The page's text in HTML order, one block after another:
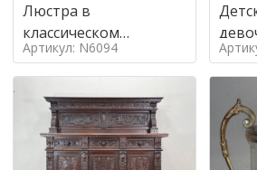
Люстра в
классическом
итальянском стиле на
10 ламп. в стиле
Артикул: N6094
в